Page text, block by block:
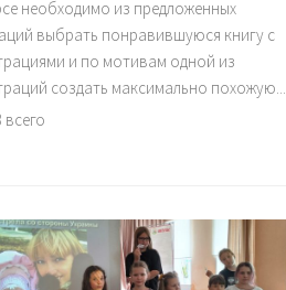
необходимо из предложенных
выбрать понравившуюся книгу с
и по мотивам одной из
создать максимально похожую...
всего